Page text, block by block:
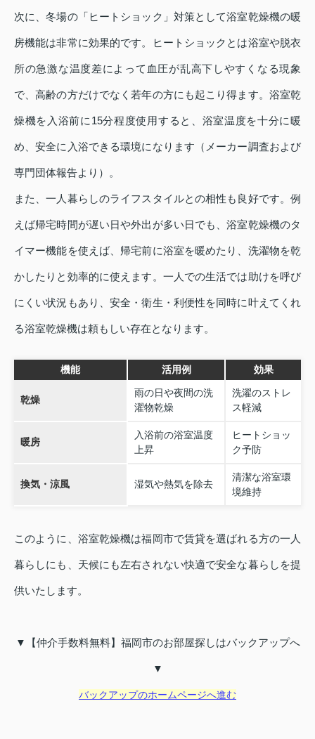
次に、冬場の「ヒートショック」対策として浴室乾燥機の暖
房機能は非常に効果的です。ヒートショックとは浴室や脱衣
所の急激な温度差によって血圧が乱高下しやすくなる現象
で、高齢の方だけでなく若年の方にも起こり得ます。浴室乾
燥機を入浴前に15分程度使用すると、浴室温度を十分に暖
め、安全に入浴できる環境になります（メーカー調査および
専門団体報告より）。
また、一人暮らしのライフスタイルとの相性も良好です。例
えば帰宅時間が遅い日や外出が多い日でも、浴室乾燥機のタ
イマー機能を使えば、帰宅前に浴室を暖めたり、洗濯物を乾
かしたりと効率的に使えます。一人での生活では助けを呼び
にくい状況もあり、安全・衛生・利便性を同時に叶えてくれ
る浴室乾燥機は頼もしい存在となります。
機能 活用例 効果
乾燥
雨の日や夜間の洗
濯物乾燥
洗濯のストレ
ス軽減
暖房
入浴前の浴室温度
上昇
ヒートショッ
ク予防
換気・涼風 湿気や熱気を除去
清潔な浴室環
境維持
このように、浴室乾燥機は福岡市で賃貸を選ばれる方の一人
暮らしにも、天候にも左右されない快適で安全な暮らしを提
供いたします。
▼【仲介手数料無料】福岡市のお部屋探しはバックアップへ
▼
バックアップのホームページへ進む